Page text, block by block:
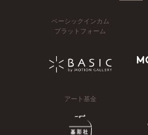
ベーシックインカム
プラットフォーム
アート基金